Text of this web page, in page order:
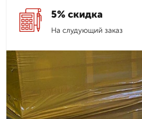
5% скидка
На слудующий заказ